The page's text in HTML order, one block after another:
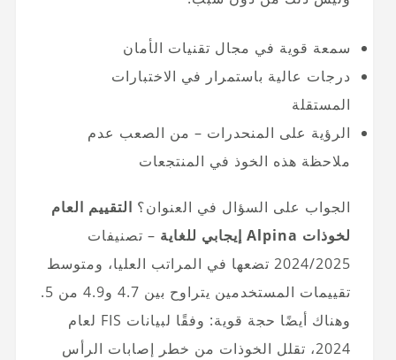
سمعة قوية في مجال تقنيات الأمان
درجات عالية باستمرار في الاختبارات
المستقلة
الرؤية على المنحدرات – من الصعب عدم
ملاحظة هذه الخوذ في المنتجعات
الجواب على السؤال في العنوان؟ التقييم العام
لخوذات Alpina إيجابي للغاية
– تصنيفات
2024/2025 تضعها في المراتب العليا، ومتوسط
تقييمات المستخدمين يتراوح بين 4.7 و4.9 من 5.
وهناك أيضًا حجة قوية: وفقًا لبيانات FIS لعام
2024، تقلل الخوذات من خطر إصابات الرأس